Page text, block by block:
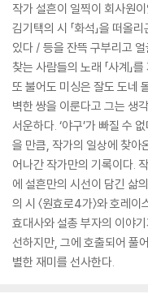
작가 설흔이 일찍이 회사원
김기택의 시 「화석」을 떠올
있다 / 등을 잔뜩 구부리고
찾는 사람들의 노래 「사계」
또 불어도 미싱은 잘도 도네
벽한 쌍을 이룬다고 그는 생
서운하다. ‘야구’가 빠질 수
을 만큼, 작가의 일상에 찾아
어나간 작가만의 기록이다.
에 설흔만의 시선이 담긴 삶
의 시 〈원효로4가〉와 호레
효대사와 설총 부자의 이야
선하지만, 그에 호출되어 풀
별한 재미를 선사한다.